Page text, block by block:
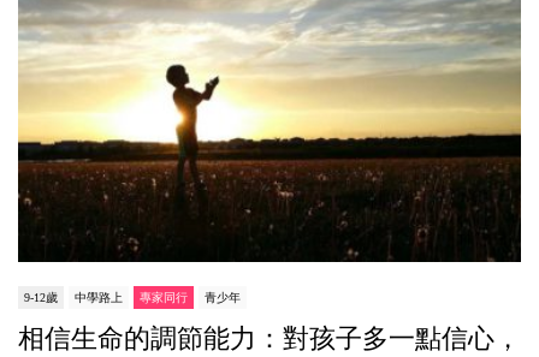
9-12歲 中學路上 專家同行 青少年
相信生命的調節能力：對孩子多一點信心，